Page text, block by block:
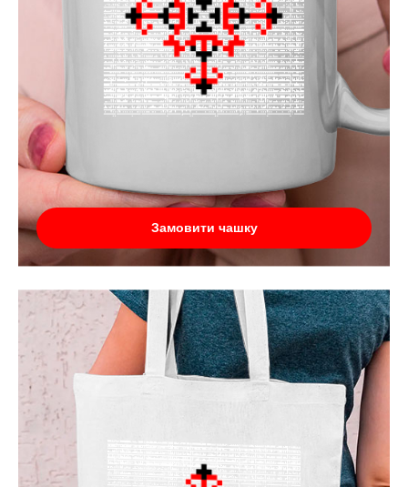
Замовити чашку